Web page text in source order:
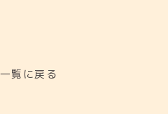
覧に戻る